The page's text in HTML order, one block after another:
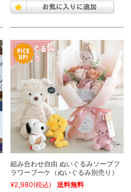
組み合わせ自由 ぬいぐるみソープフ
ラワーブーケ（ぬいぐるみ別売り）
¥2,980(税込)
送料無料